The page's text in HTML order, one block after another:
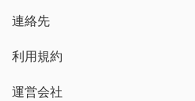
連絡先
利用規約
運営会社